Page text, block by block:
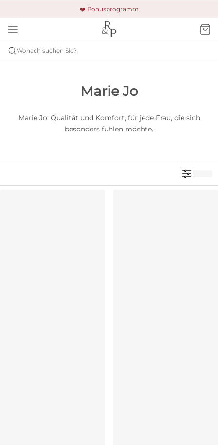
❤️ Bonusprogramm
🚚 Kostenloser Versand und Rückgabe
🔒 Gesicherte Zahlung
Wonach suchen Sie?
Marie Jo
Marie Jo: Qualität und Komfort, für jede Frau, die sich
besonders fühlen möchte.